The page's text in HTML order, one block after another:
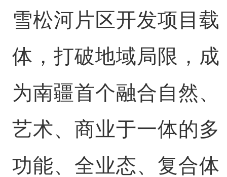
雪松河片区开发项目载
体，打破地域局限，成
为南疆首个融合自然、
艺术、商业于一体的多
功能、全业态、复合体